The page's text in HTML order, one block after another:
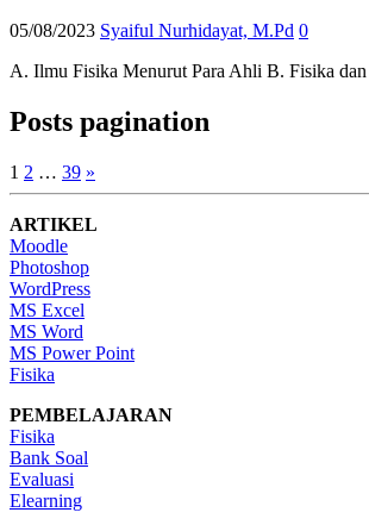
05/08/2023 Syaiful Nurhidayat, M.Pd 0
A. Ilmu Fisika Menurut Para Ahli B. Fisika dan
Posts pagination
1 2 … 39 »
ARTIKEL
Moodle
Photoshop
WordPress
MS Excel
MS Word
MS Power Point
Fisika
PEMBELAJARAN
Fisika
Bank Soal
Evaluasi
Elearning